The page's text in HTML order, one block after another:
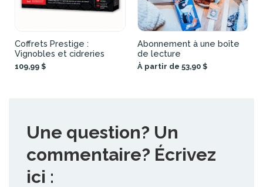
Coffrets Prestige :
Vignobles et cidreries
109,99 $
Abonnement à une boîte
de lecture
À partir de 53,90 $
Une question? Un
commentaire? Écrivez
ici :